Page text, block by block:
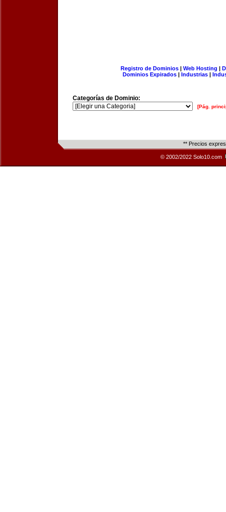
Registro de Dominios| Web Hosting |
Dominios Expirados | Industrias |
Categorías de Dominio:
[Pág.
** Precios
© 2002/2022 Solo10.com